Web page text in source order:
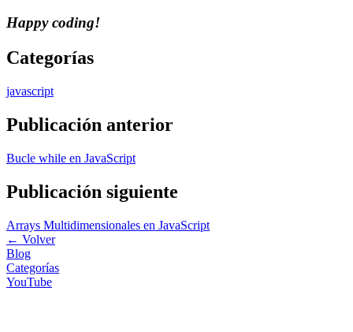
Happy coding!
Categorías
javascript
Publicación anterior
Bucle while en JavaScript
Publicación siguiente
Arrays Multidimensionales en JavaScript
← Volver
Blog
Categorías
YouTube